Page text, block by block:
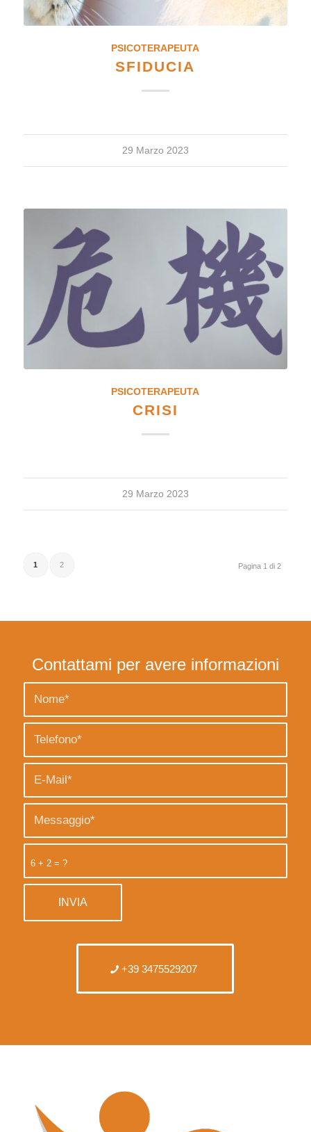
PSICOTERAPEUTA
SFIDUCIA
29 Marzo 2023
PSICOTERAPEUTA
CRISI
29 Marzo 2023
Pagina 1 di 2
1 2
Contattami per avere informazioni
6 + 2 = ?
+39 3475529207